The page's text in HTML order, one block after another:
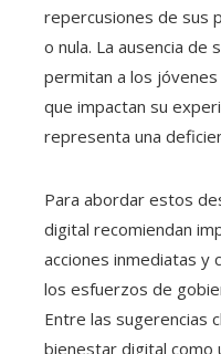
repercusiones de sus
o nula. La ausencia
permitan a los
que impactan su
representa una
Para abordar estos
digital recomiendan
acciones inmediatas y
los esfuerzos de
Entre las sugerencias
bienestar digital como